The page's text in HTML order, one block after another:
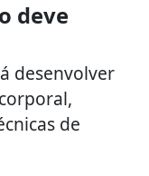
deve
desenvolver
de